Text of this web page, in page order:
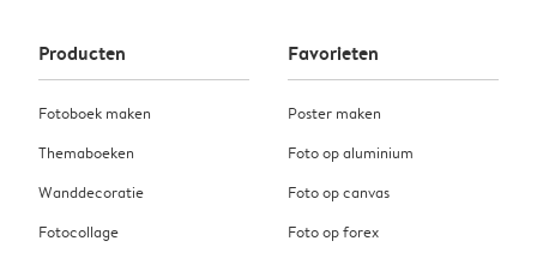
Producten
Fotoboek maken
Themaboeken
Wanddecoratie
Fotocollage
Favorieten
Poster maken
Foto op aluminium
Foto op canvas
Foto op forex